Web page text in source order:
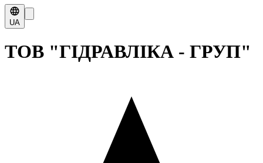
UA
ТОВ "ГІДРАВЛІКА - ГРУП"